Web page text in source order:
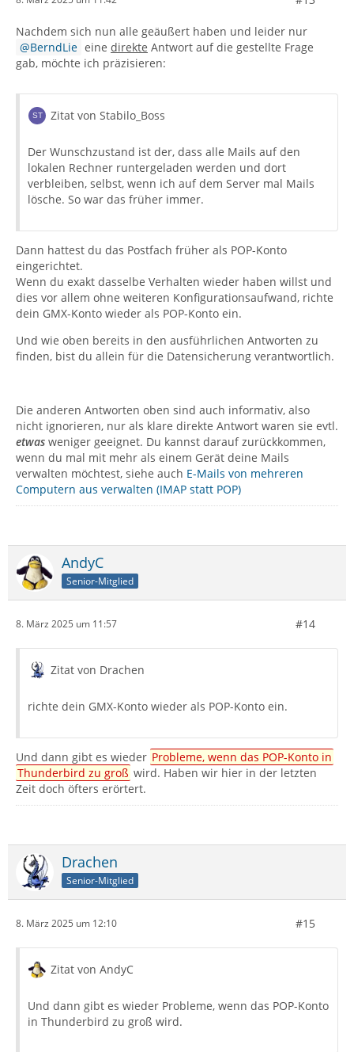
Nachdem sich nun alle geäußert haben und leider nur
BerndLie eine direkte Antwort auf die gestellte Frage
gab, möchte ich präzisieren:
Zitat von Stabilo_Boss
Der Wunschzustand ist der, dass alle Mails auf den
lokalen Rechner runtergeladen werden und dort
verbleiben, selbst, wenn ich auf dem Server mal Mails
lösche. So war das früher immer.
Dann hattest du das Postfach früher als POP-Konto
eingerichtet.
Wenn du exakt dasselbe Verhalten wieder haben willst und
dies vor allem ohne weiteren Konfigurationsaufwand, richte
dein GMX-Konto wieder als POP-Konto ein.
Und wie oben bereits in den ausführlichen Antworten zu
finden, bist du allein für die Datensicherung verantwortlich.
Die anderen Antworten oben sind auch informativ, also
nicht ignorieren, nur als klare direkte Antwort waren sie evtl.
etwas weniger geeignet. Du kannst darauf zurückkommen,
wenn du mal mit mehr als einem Gerät deine Mails
verwalten möchtest, siehe auch E-Mails von mehreren
Computern aus verwalten (IMAP statt POP)
AndyC
Senior-Mitglied
8. März 2025 um 11:57 #14
Zitat von Drachen
richte dein GMX-Konto wieder als POP-Konto ein.
Und dann gibt es wieder Probleme, wenn das POP-Konto in
Thunderbird zu groß wird. Haben wir hier in der letzten
Zeit doch öfters erörtert.
Drachen
Senior-Mitglied
8. März 2025 um 12:10 #15
Zitat von AndyC
Und dann gibt es wieder Probleme, wenn das POP-Konto
in Thunderbird zu groß wird.